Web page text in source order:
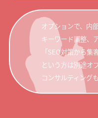
オプションで、内
キーワード調整、
「SEO対策から集
という方は別途オ
コンサルティング